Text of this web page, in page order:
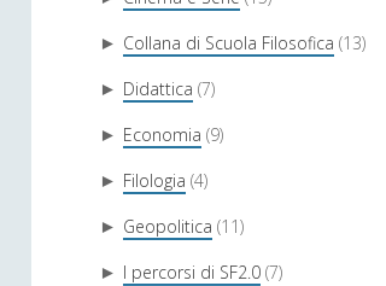
► Collana di Scuola Filosofica (13)
► Didattica (7)
► Economia (9)
► Filologia (4)
► Geopolitica (11)
► I percorsi di SF2.0 (7)